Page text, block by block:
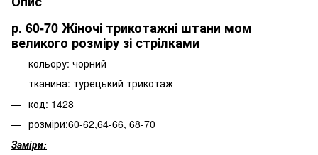
р. 60-70 Жіночі трикотажні штани мом
великого розміру зі стрілками
кольору: чорний
тканина: турецький трикотаж
код: 1428
розміри:60-62,64-66, 68-70
Заміри: